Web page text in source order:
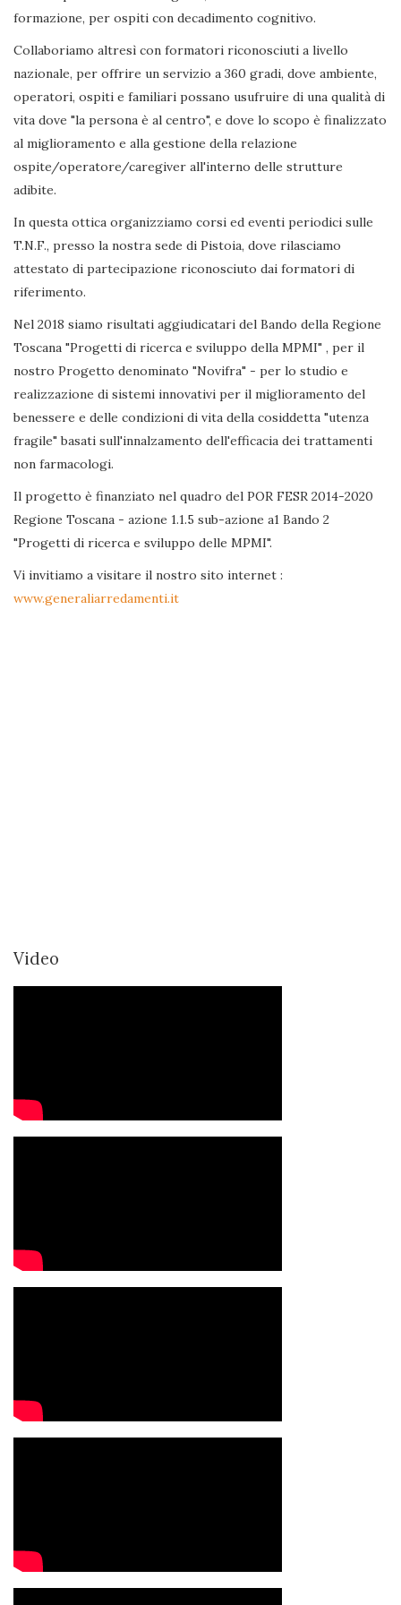
formazione, per ospiti con decadimento cognitivo.
Collaboriamo altresì con formatori riconosciuti a livello
nazionale, per offrire un servizio a 360 gradi, dove ambiente,
operatori, ospiti e familiari possano usufruire di una qualità di
vita dove "la persona è al centro", e dove lo scopo è finalizzato
al miglioramento e alla gestione della relazione
ospite/operatore/caregiver all'interno delle strutture
adibite.
In questa ottica organizziamo corsi ed eventi periodici sulle
T.N.F., presso la nostra sede di Pistoia, dove rilasciamo
attestato di partecipazione riconosciuto dai formatori di
riferimento.
Nel 2018 siamo risultati aggiudicatari del Bando della Regione
Toscana "Progetti di ricerca e sviluppo della MPMI" , per il
nostro Progetto denominato "Novifra" - per lo studio e
realizzazione di sistemi innovativi per il miglioramento del
benessere e delle condizioni di vita della cosiddetta "utenza
fragile" basati sull'innalzamento dell'efficacia dei trattamenti
non farmacologi.
Il progetto è finanziato nel quadro del POR FESR 2014-2020
Regione Toscana - azione 1.1.5 sub-azione a1 Bando 2
"Progetti di ricerca e sviluppo delle MPMI".
Vi invitiamo a visitare il nostro sito internet :
www.generaliarredamenti.it
Video